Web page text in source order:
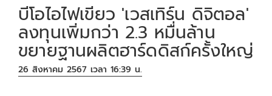
บีโอไอไฟเขียว 'เวสเทิร์น ดิจิตอล'
ลงทุนเพิ่มกว่า 2.3 หมื่นล้าน
ขยายฐานผลิตฮาร์ดดิสก์ครั้งใหญ่
26 สิงหาคม 2567 เวลา 16:39 น.